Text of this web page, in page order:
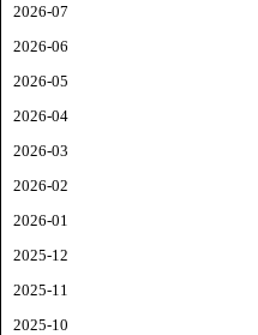
2026-07
2026-06
2026-05
2026-04
2026-03
2026-02
2026-01
2025-12
2025-11
2025-10